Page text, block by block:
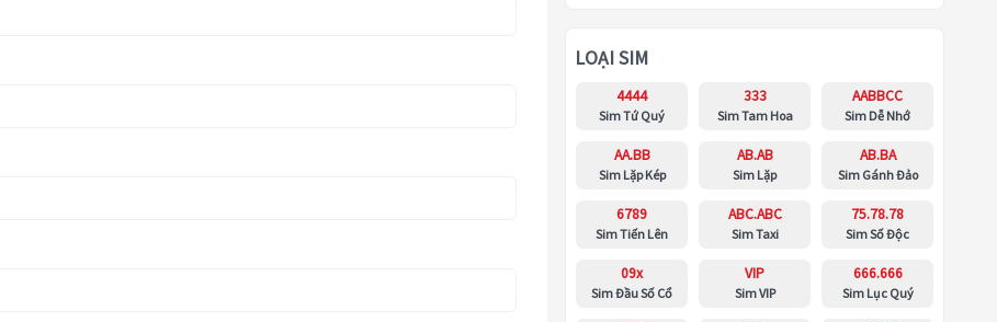
LOẠI SIM
4444
Sim Tứ Quý
333
Sim Tam Hoa
AABBCC
Sim Dễ Nhớ
AA.BB
Sim Lặp Kép
AB.AB
Sim Lặp
AB.BA
Sim Gánh Đảo
6789
Sim Tiến Lên
ABC.ABC
Sim Taxi
75.78.78
Sim Số Độc
09x
Sim Đầu Số Cổ
VIP
Sim VIP
666.666
Sim Lục Quý